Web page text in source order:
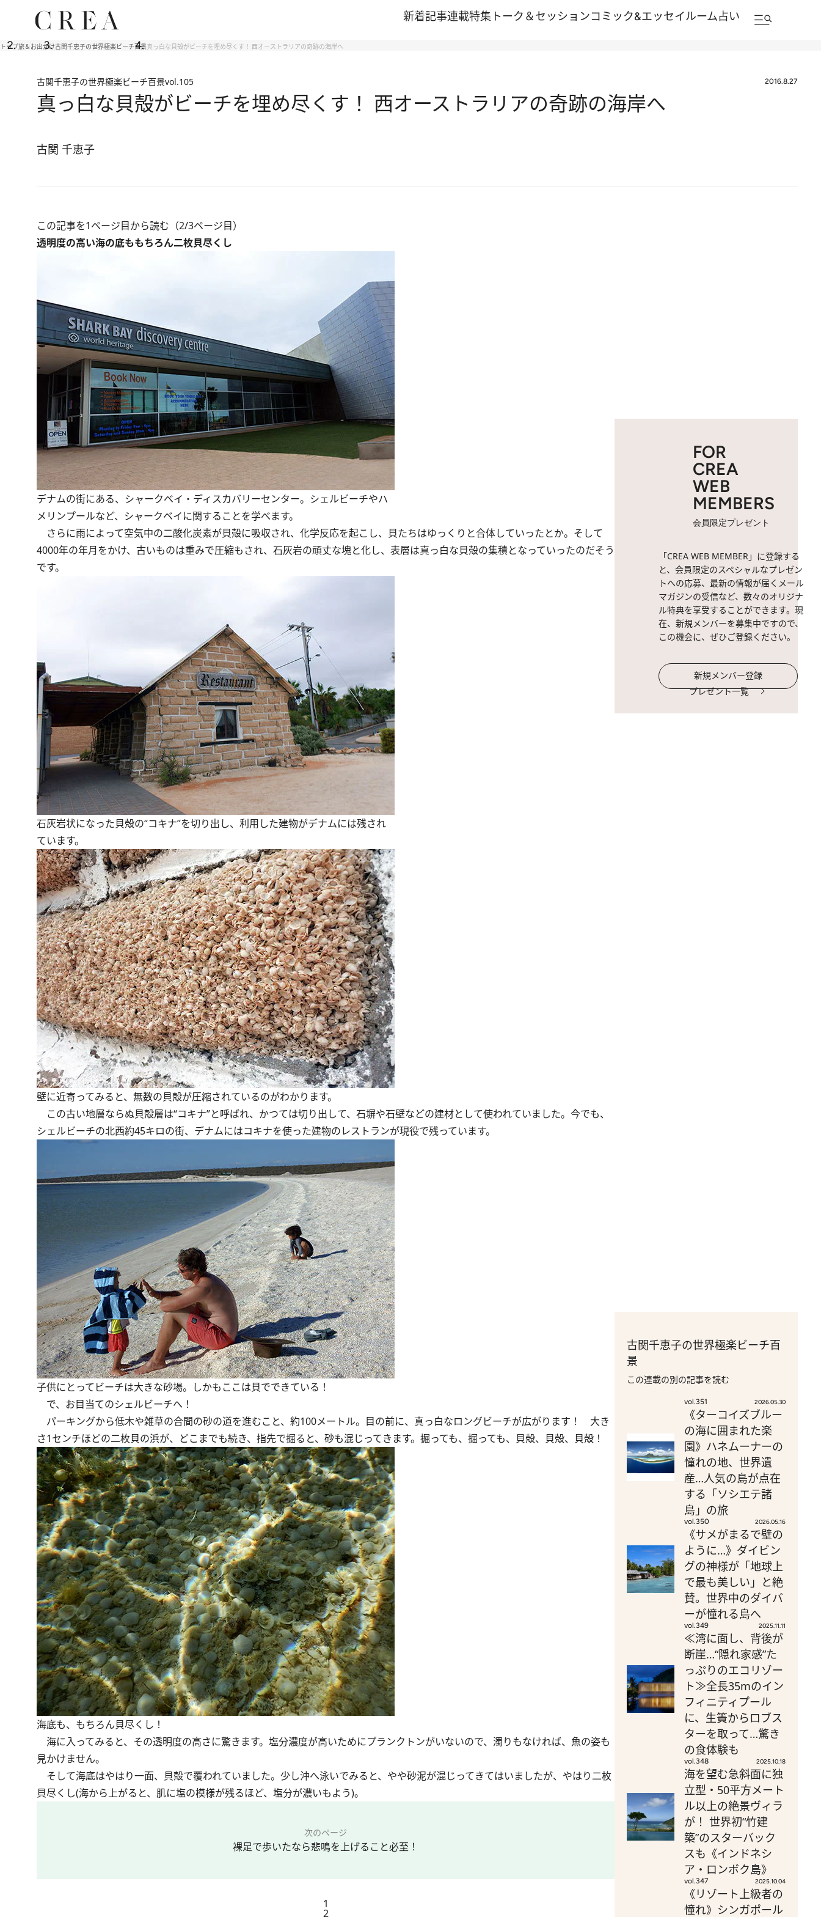
新着記事連載特集 トーク＆セッションコミック&エッセイルーム占い
トップ旅＆お出かけ古関千恵子の世界極楽ビーチ百景真っ白な貝殻がビーチを埋め尽くす！ 西オーストラリアの奇跡の海岸へ
古関千恵子の世界極楽ビーチ百景vol.105 2016.8.27
真っ白な貝殻がビーチを埋め尽くす！ 西オーストラリアの奇跡の海岸へ
古関 千恵子
この記事を1ページ目から読む（2/3ページ目）
透明度の高い海の底ももちろん二枚貝尽くし
デナムの街にある、シャークベイ・ディスカバリーセンター。シェルビーチやハ
メリンプールなど、シャークベイに関することを学べます。
さらに雨によって空気中の二酸化炭素が貝殻に吸収され、化学反応を起こし、貝たちはゆっくりと合体していったとか。そして
4000年の年月をかけ、古いものは重みで圧縮もされ、石灰岩の頑丈な塊と化し、表層は真っ白な貝殻の集積となっていったのだそう
です。
石灰岩状になった貝殻の“コキナ”を切り出し、利用した建物がデナムには残され
ています。
壁に近寄ってみると、無数の貝殻が圧縮されているのがわかります。
この古い地層ならぬ貝殻層は“コキナ”と呼ばれ、かつては切り出して、石塀や石壁などの建材として使われていました。今でも、
シェルビーチの北西約45キロの街、デナムにはコキナを使った建物のレストランが現役で残っています。
子供にとってビーチは大きな砂場。しかもここは貝でできている！
で、お目当てのシェルビーチへ！
パーキングから低木や雑草の合間の砂の道を進むこと、約100メートル。目の前に、真っ白なロングビーチが広がります！ 大き
さ1センチほどの二枚貝の浜が、どこまでも続き、指先で掘ると、砂も混じってきます。掘っても、掘っても、貝殻、貝殻、貝殻！
海底も、もちろん貝尽くし！
海に入ってみると、その透明度の高さに驚きます。塩分濃度が高いためにプランクトンがいないので、濁りもなければ、魚の姿も
見かけません。
そして海底はやはり一面、貝殻で覆われていました。少し沖へ泳いでみると、やや砂泥が混じってきてはいましたが、やはり二枚
貝尽くし(海から上がると、肌に塩の模様が残るほど、塩分が濃いもよう)。
次のページ
裸足で歩いたなら悲鳴を上げること必至！
1
2
FOR
CREA
WEB
MEMBERS
会員限定プレゼント
「CREA WEB MEMBER」に登録する
と、会員限定のスペシャルなプレゼン
トへの応募、最新の情報が届くメール
マガジンの受信など、数々のオリジナ
ル特典を享受することができます。現
在、新規メンバーを募集中ですので、
この機会に、ぜひご登録ください。
新規メンバー登録
プレゼント一覧
古関千恵子の世界極楽ビーチ百
景
この連載の別の記事を読む
vol.351 2026.05.30
《ターコイズブルー
の海に囲まれた楽
園》ハネムーナーの
憧れの地、世界遺
産…人気の島が点在
する「ソシエテ諸
島」の旅
vol.350 2026.05.16
《サメがまるで壁の
ように…》ダイビン
グの神様が「地球上
で最も美しい」と絶
賛。世界中のダイバ
ーが憧れる島へ
vol.349 2025.11.11
≪湾に面し、背後が
断崖…“隠れ家感”た
っぷりのエコリゾー
ト≫全長35mのイン
フィニティプール
に、生簀からロブス
ターを取って…驚き
の食体験も
vol.348 2025.10.18
海を望む急斜面に独
立型・50平方メート
ル以上の絶景ヴィラ
が！ 世界初“竹建
築”のスターバック
スも《インドネシ
ア・ロンボク島》
vol.347 2025.10.04
《リゾート上級者の
憧れ》シンガポール